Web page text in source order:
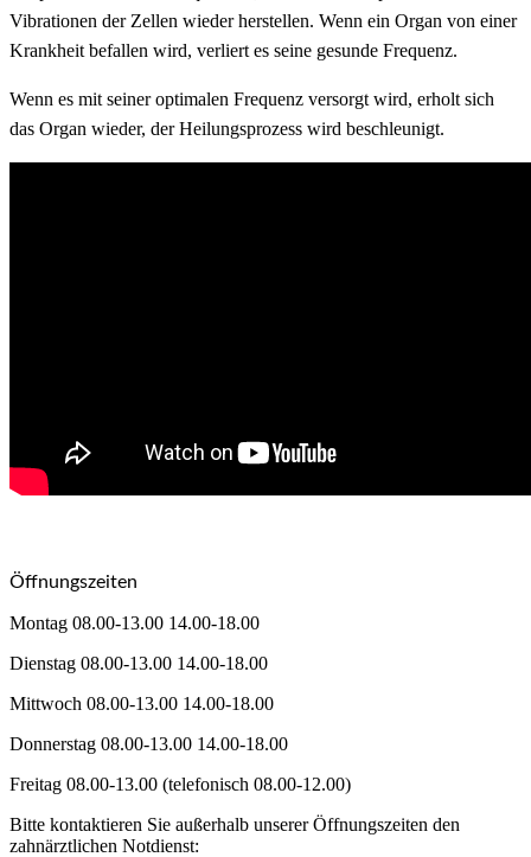
Vibrationen der Zellen wieder herstellen. Wenn ein Organ von einer
Krankheit befallen wird, verliert es seine gesunde Frequenz.
Wenn es mit seiner optimalen Frequenz versorgt wird, erholt sich
das Organ wieder, der Heilungsprozess wird beschleunigt.
Öffnungszeiten
Montag 08.00-13.00 14.00-18.00
Dienstag 08.00-13.00 14.00-18.00
Mittwoch 08.00-13.00 14.00-18.00
Donnerstag 08.00-13.00 14.00-18.00
Freitag 08.00-13.00 (telefonisch 08.00-12.00)
Bitte kontaktieren Sie außerhalb unserer Öffnungszeiten den
zahnärztlichen Notdienst: